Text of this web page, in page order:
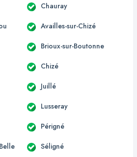
Chauray
Availles-sur-Chizé
Brioux-sur-Boutonne
Chizé
Juillé
Lusseray
Périgné
Séligné